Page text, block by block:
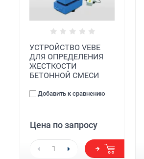
УСТРОЙСТВО VEBE
ДЛЯ ОПРЕДЕЛЕНИЯ
ЖЕСТКОСТИ
БЕТОННОЙ СМЕСИ
Добавить к сравнению
Цена по запросу